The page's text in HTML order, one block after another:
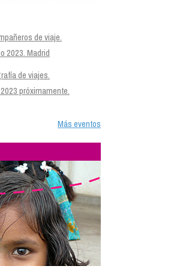
de viaje.
2023. Madrid
de viajes.
próximamente.
Más eventos